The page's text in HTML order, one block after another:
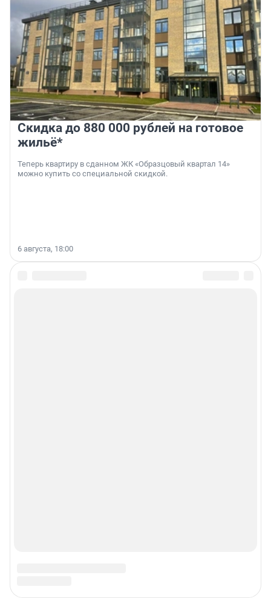
Скидка до 880 000 рублей на готовое
жильё*
Теперь квартиру в сданном ЖК «Образцовый квартал 14»
можно купить со специальной скидкой.
6 августа, 18:00